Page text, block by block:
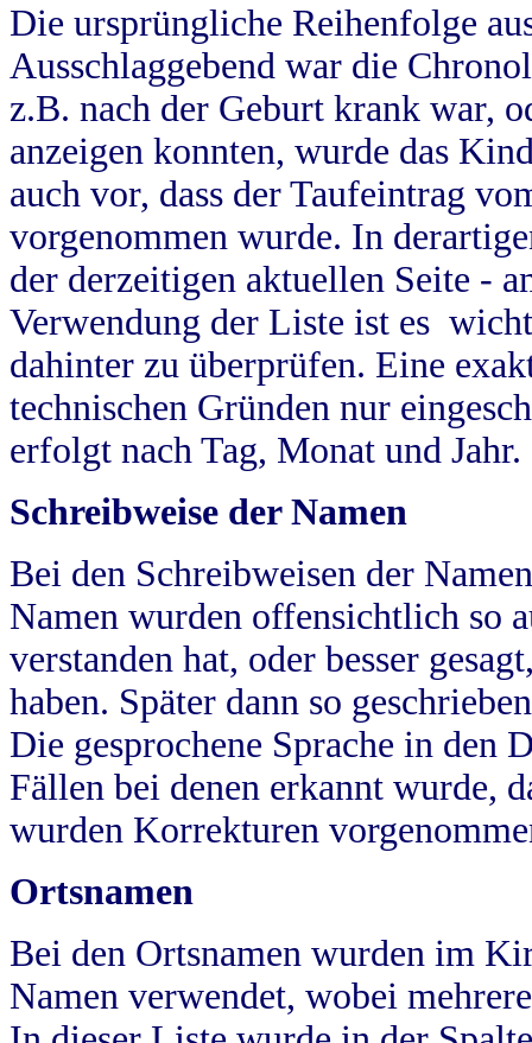
Die ursprüngliche Reihenfolge
Ausschlaggebend war die
z.B. nach der Geburt krank war,
anzeigen konnten, wurde das
auch vor, dass der Taufeintrag
vorgenommen wurde. In
der derzeitigen aktuellen Seite -
Verwendung der Liste ist es
dahinter zu überprüfen. Eine
technischen Gründen nur
erfolgt nach Tag, Monat und Jahr.
Schreibweise der Namen
Bei den Schreibweisen der
Namen wurden offensichtlich so
verstanden hat, oder besser
haben. Später dann so
Die gesprochene Sprache in
Fällen bei denen erkannt wurde,
wurden Korrekturen
Ortsnamen
Bei den Ortsnamen wurden im
Namen verwendet, wobei